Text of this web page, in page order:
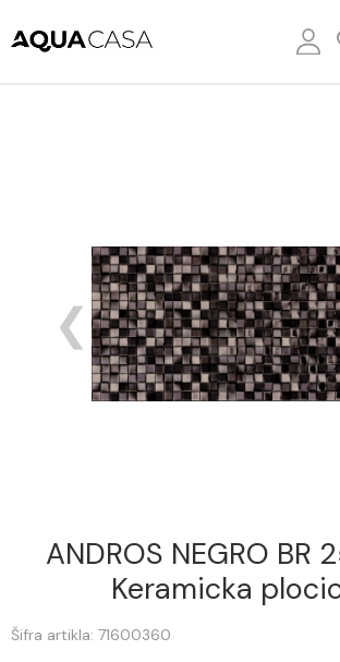
ANDROS NEGRO BR
Keramicka
Šifra artikla: 71600360